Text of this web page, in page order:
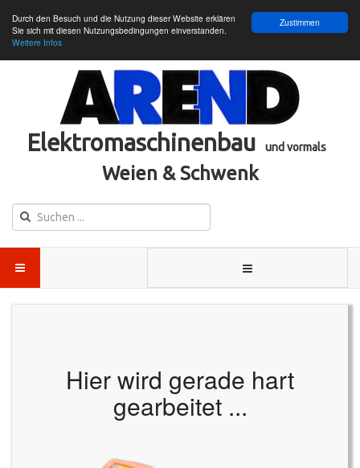
Zustimmen
Durch den Besuch und die Nutzung dieser Website erklären
Sie sich mit diesen Nutzungsbedingungen einverstanden.
Weitere Infos
Elektromaschinenbau und vormals
Weien & Schwenk
Hier wird gerade hart
gearbeitet ...